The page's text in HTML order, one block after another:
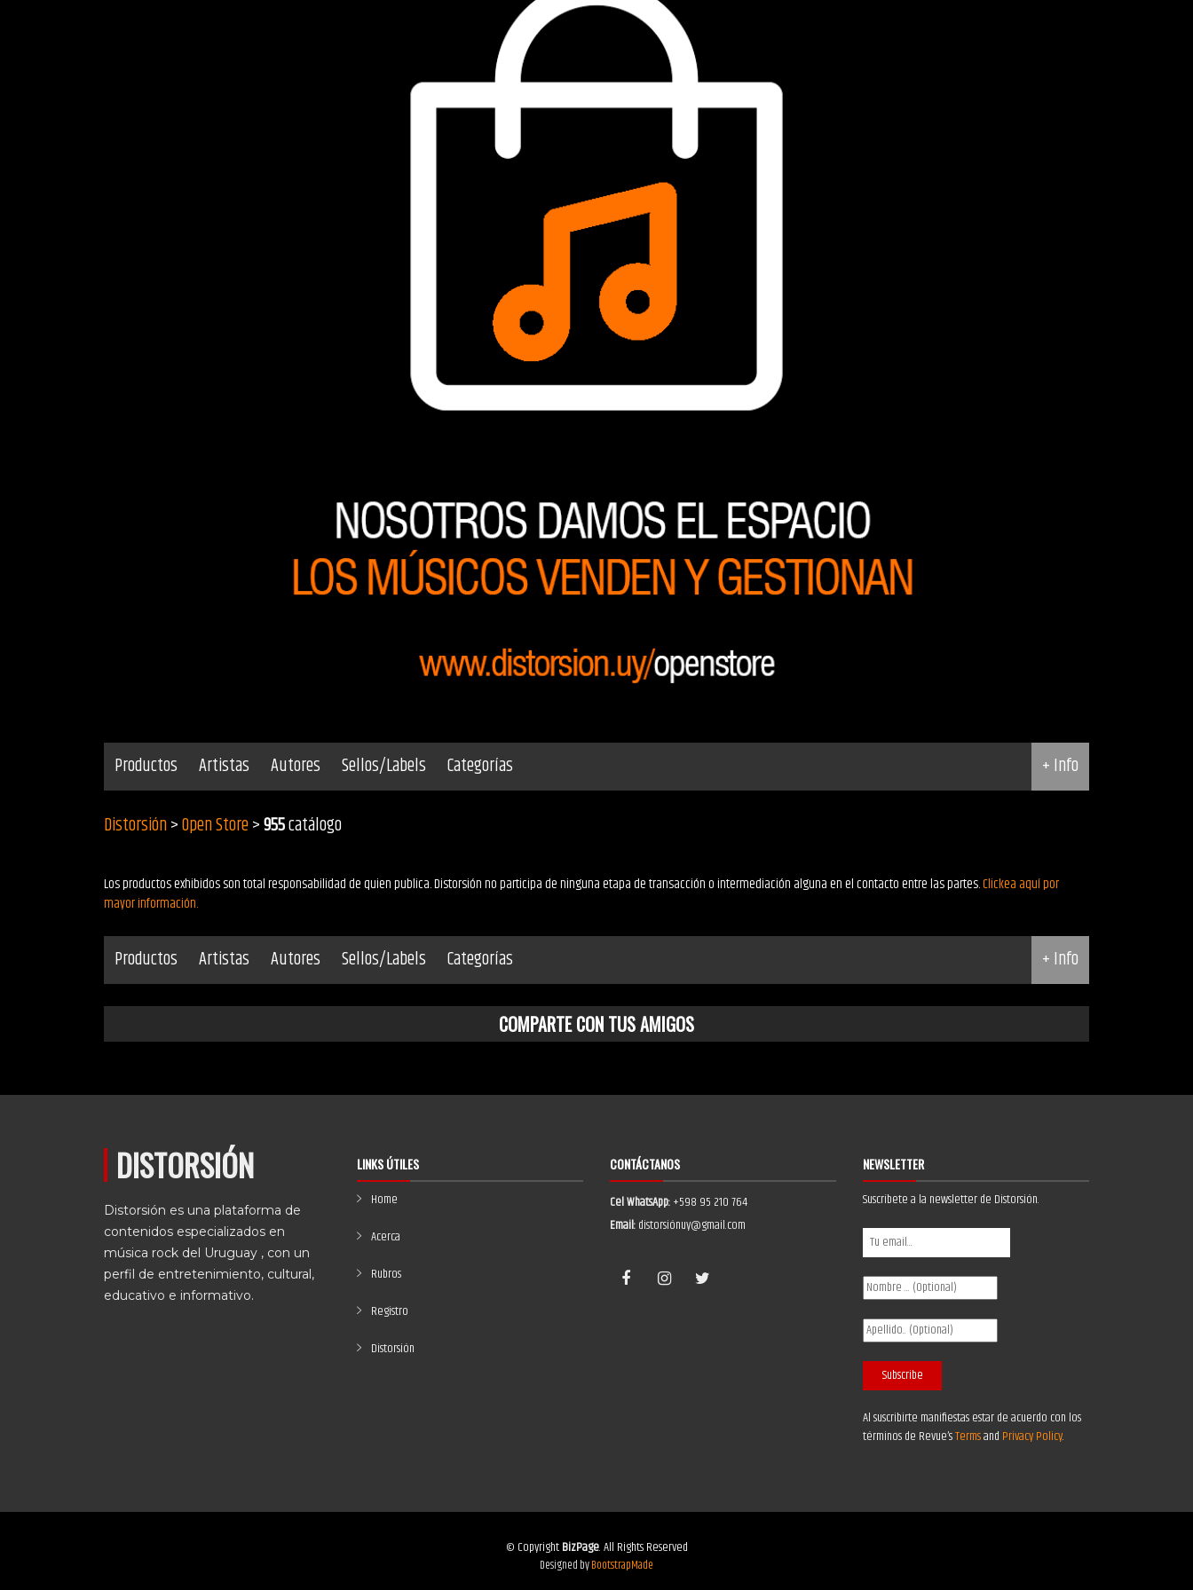
Productos Artistas Autores Sellos/Labels Categorías + Info
Distorsión>Open Store>955catálogo
Los productos exhibidos son total responsabilidad de quien publica. Distorsión no participa de ninguna etapa de transacción o intermediación alguna en el contacto entre las partes.Clickea aquí por
mayor información.
Productos Artistas Autores Sellos/Labels Categorías + Info
COMPARTE CON TUS AMIGOS
DISTORSIÓN
Distorsión es una plataforma de
contenidos especializados en
música rock del Uruguay , con un
perfil de entretenimiento, cultural,
educativo e informativo.
LINKS ÚTILES
Home
Acerca
Rubros
Registro
Distorsión
CONTÁCTANOS
Cel WhatsApp:+598 95 210 764
Email:distorsiónuy@gmail.com
NEWSLETTER
Suscríbete a la newsletter de Distorsión.
Al suscribirte manifiestas estar de acuerdo con los
términos de Revue’sTermsand Privacy Policy.
© CopyrightBizPage. All Rights Reserved
Designed byBootstrapMade